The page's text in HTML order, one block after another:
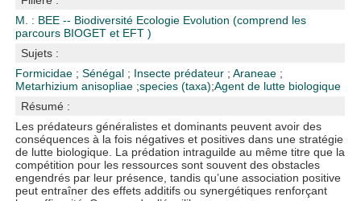
M. : BEE -- Biodiversité Ecologie Evolution (comprend les
parcours BIOGET et EFT )
Sujets :
Formicidae ;Sénégal ; Insecte prédateur ;Araneae ;
Metarhizium anisopliae ;species (taxa);Agent de lutte biologique
Résumé :
Les prédateurs généralistes et dominants peuvent avoir des
conséquences à la fois négatives et positives dans une stratégie
de lutte biologique. La prédation intraguilde au même titre que la
compétition pour les ressources sont souvent des obstacles
engendrés par leur présence, tandis qu’une association positive
peut entraîner des effets additifs ou synergétiques renforçant